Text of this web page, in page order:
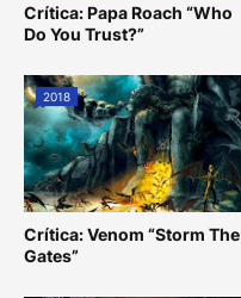
Crítica: Papa Roach “Who
Do You Trust?”
2018
Crítica: Venom “Storm The
Gates”